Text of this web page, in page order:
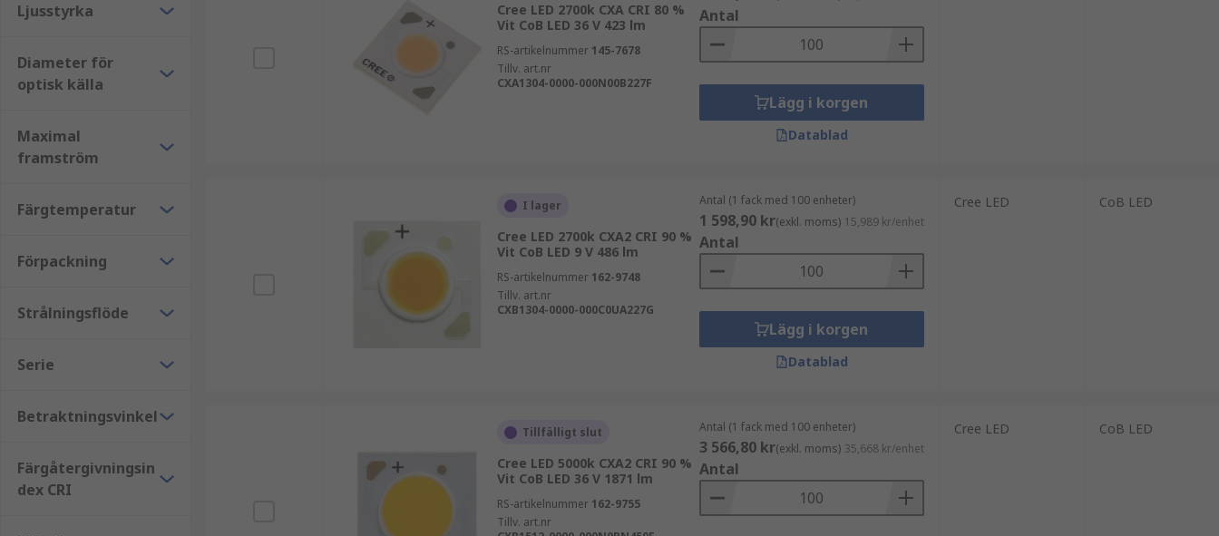
• High Bay-belysning
• Spotlights
• Solid State Lighting (SSL) ersättningar
Ljusstyrka
Diameter för
optisk källa
Maximal
framström
Färgtemperatur
Förpackning
Strålningsflöde
Serie
Betraktningsvinkel
Färgåtergivningsin
dex CRI
Cree LED 2700k CXA CRI 80 %
Vit CoB LED 36 V 423 lm
RS-artikelnummer 145-7678
Tillv. art.nr
CXA1304-0000-000N00B227F
Antal
Lägg i korgen
Datablad
I lager
Cree LED 2700k CXA2 CRI 90 %
Vit CoB LED 9 V 486 lm
RS-artikelnummer 162-9748
Tillv. art.nr
CXB1304-0000-000C0UA227G
Antal (1 fack med 100 enheter)
1 598,90 kr(exkl. moms) 15,989 kr/enhet
Antal
Lägg i korgen
Datablad
Cree LED CoB LED
Tillfälligt slut
Cree LED 5000k CXA2 CRI 90 %
Vit CoB LED 36 V 1871 lm
RS-artikelnummer 162-9755
Tillv. art.nr
Antal (1 fack med 100 enheter)
3 566,80 kr(exkl. moms) 35,668 kr/enhet
Antal
Cree LED CoB LED